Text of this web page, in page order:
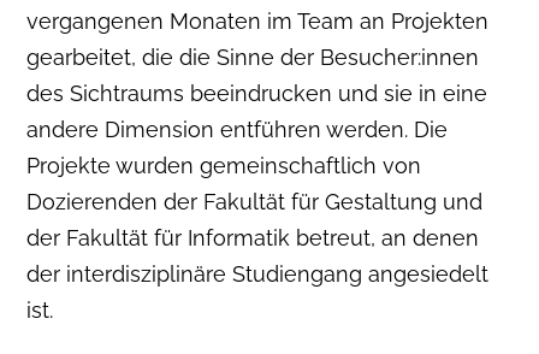
vergangenen Monaten im Team an Projekten
gearbeitet, die die Sinne der Besucher:innen
des Sichtraums beeindrucken und sie in eine
andere Dimension entführen werden. Die
Projekte wurden gemeinschaftlich von
Dozierenden der Fakultät für Gestaltung und
der Fakultät für Informatik betreut, an denen
der interdisziplinäre Studiengang angesiedelt
ist.